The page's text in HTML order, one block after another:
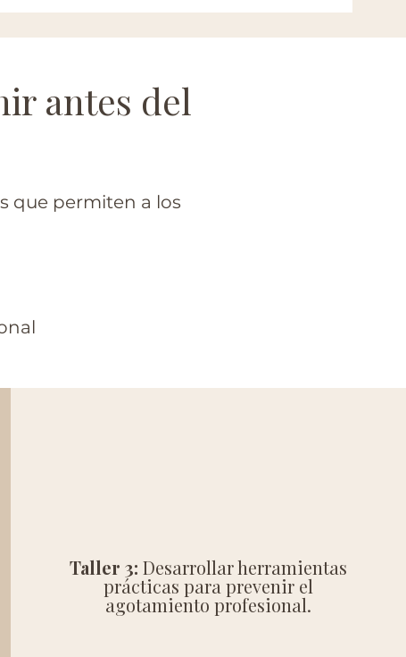
antes del
que permiten a los
Taller 3:Desarrollar herramientas
prácticas para prevenir el
agotamiento profesional.